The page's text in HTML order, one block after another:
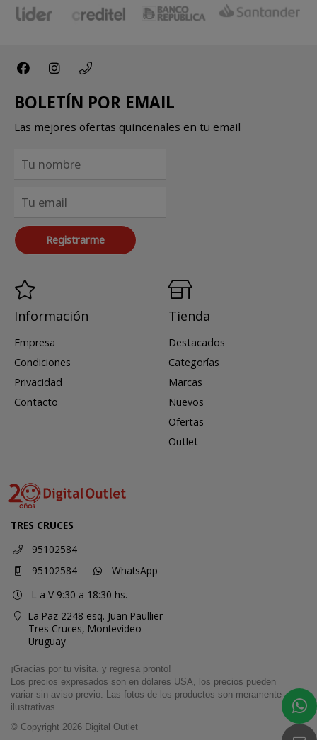
BOLETÍN POR EMAIL
Las mejores ofertas quincenales en tu email
Registrarme
Información
Empresa
Condiciones
Privacidad
Contacto
Tienda
Destacados
Categorías
Marcas
Nuevos
Ofertas
Outlet
TRES CRUCES
95102584
95102584
WhatsApp
L a V 9:30 a 18:30 hs.
La Paz 2248 esq. Juan Paullier
Tres Cruces, Montevideo -
Uruguay
¡Gracias por tu visita. y regresa pronto!
Los precios expresados son en dólares USA, los precios pueden
variar sin aviso previo. Las fotos de los productos son meramente
ilustrativas.
© Copyright 2026 Digital Outlet